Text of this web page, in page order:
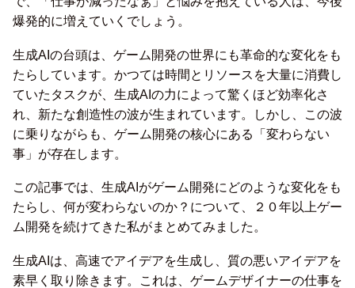
爆発的に増えていくでしょう。
生成AIの台頭は、ゲーム開発の世界にも革命的な変化をも
たらしています。かつては時間とリソースを大量に消費し
ていたタスクが、生成AIの力によって驚くほど効率化さ
れ、新たな創造性の波が生まれています。しかし、この波
に乗りながらも、ゲーム開発の核心にある「変わらない
事」が存在します。
この記事では、生成AIがゲーム開発にどのような変化をも
たらし、何が変わらないのか？について、２０年以上ゲー
ム開発を続けてきた私がまとめてみました。
生成AIは、高速でアイデアを生成し、質の悪いアイデアを
素早く取り除きます。これは、ゲームデザイナーの仕事を